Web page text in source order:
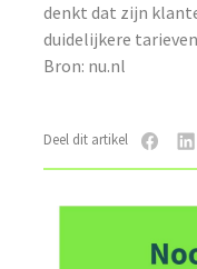
denkt dat zijn
duidelijkere
Bron: nu.nl
Deel dit artikel